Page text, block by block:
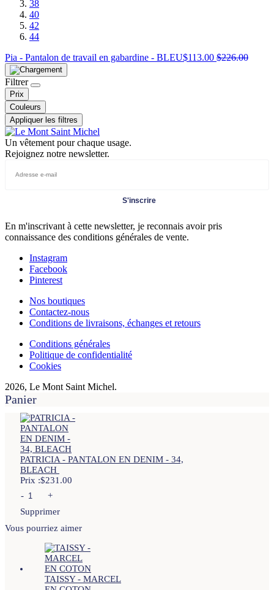
38
40
42
44
Pia - Pantalon de travail en gabardine - BLEU$113.00 $226.00
Filtrer
Prix
Couleurs
Appliquer les filtres
Un vêtement pour chaque usage.
Rejoignez notre newsletter.
S'inscrire
En m'inscrivant à cette newsletter, je reconnais avoir pris
connaissance des conditions générales de vente.
Instagram
Facebook
Pinterest
Nos boutiques
Contactez-nous
Conditions de livraisons, échanges et retours
Conditions générales
Politique de confidentialité
Cookies
2026, Le Mont Saint Michel.
Panier
PATRICIA - PANTALON EN DENIM - 34,
BLEACH
Prix :$231.00
-
+
Supprimer
Vous pourriez aimer
TAISSY - MARCEL